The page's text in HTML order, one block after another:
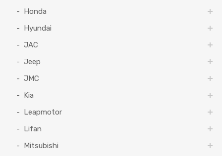
Honda
Hyundai
JAC
Jeep
JMC
Kia
Leapmotor
Lifan
Mitsubishi